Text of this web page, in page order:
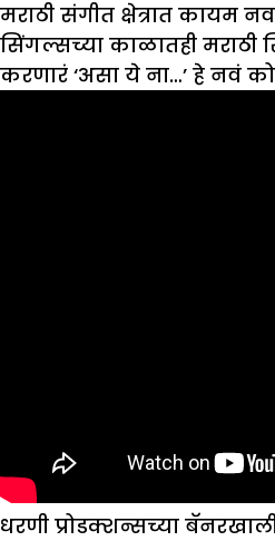
मराठी संगीत क्षेत्रात कायम
सिंगल्सच्या काळातही
करणारं ‘असा ये ना…’ हे नवं
धरणी प्रोडक्शन्सच्या